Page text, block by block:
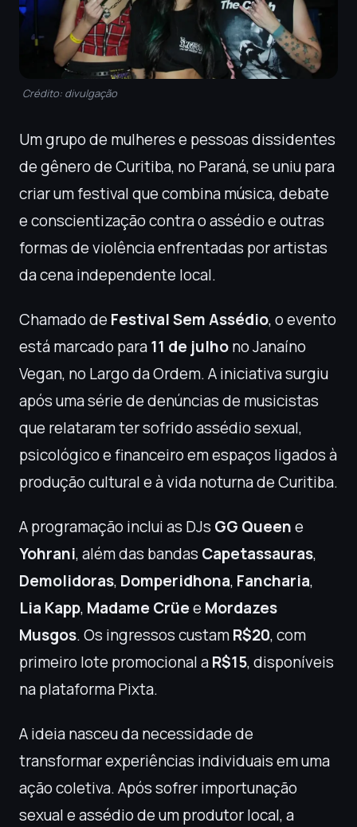
Crédito: divulgação
Um grupo de mulheres e pessoas dissidentes
de gênero de Curitiba, no Paraná, se uniu para
criar um festival que combina música, debate
e conscientização contra o assédio e outras
formas de violência enfrentadas por artistas
da cena independente local.
Chamado de Festival Sem Assédio, o evento
está marcado para11 de julhono Janaíno
Vegan, no Largo da Ordem. A iniciativa surgiu
após uma série de denúncias de musicistas
que relataram ter sofrido assédio sexual,
psicológico e financeiro em espaços ligados à
produção cultural e à vida noturna de Curitiba.
A programação inclui as DJs GG Queene
Yohrani, além das bandas Capetassauras,
Demolidoras, Domperidhona, Fancharia,
Lia Kapp, Madame Crüee Mordazes
Musgos. Os ingressos custamR$20, com
primeiro lote promocional aR$15, disponíveis
na plataforma Pixta.
A ideia nasceu da necessidade de
transformar experiências individuais em uma
ação coletiva. Após sofrer importunação
sexual e assédio de um produtor local, a